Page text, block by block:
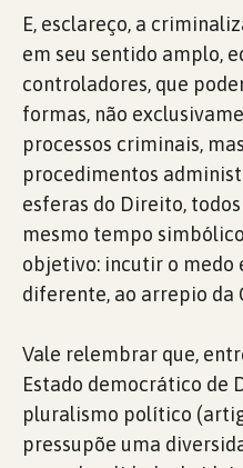
E, esclareço, a
em seu sentido amplo,
controladores, que
formas, não
processos criminais,
procedimentos
esferas do Direito,
mesmo tempo
objetivo: incutir o medo
diferente, ao arrepio da
Vale relembrar que,
Estado democrático de
pluralismo político
pressupõe uma